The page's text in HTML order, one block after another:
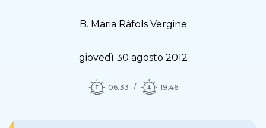
B. Maria Ráfols Vergine
giovedì 30 agosto 2012
06.33 19.46